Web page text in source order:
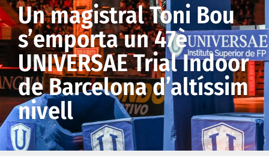
Un magistral Toni Bou
s’emporta un 47è
UNIVERSAE Trial Indoor
de Barcelona d’altíssim
nivell